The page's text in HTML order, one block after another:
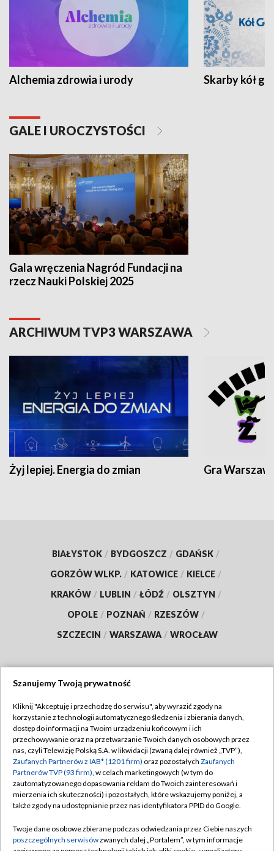
Alchemia zdrowia i urody Skarby kół
GALE I UROCZYSTOŚCI
Gala wręczenia Nagród Fundacji na
rzecz Nauki Polskiej 2025
ARCHIWUM TVP3 WARSZAWA
Żyj lepiej. Energia do zmian Gra
BIAŁYSTOK / BYDGOSZCZ / GDAŃSK /
GORZÓW WLKP. / KATOWICE / KIELCE /
KRAKÓW / LUBLIN / ŁÓDŹ / OLSZTYN /
OPOLE / POZNAŃ / RZESZÓW /
SZCZECIN / WARSZAWA / WROCŁAW
TVP
Abonament TVP
Emisja w TVP
Centrum informacji TVP
Naziemna Telewizja Cyfrowa
Rada Programowa
Regulamin TVP
Polityka prywatności
Moje zgody
Pomoc
Kontakt
Szanujemy Twoją prywatność
Kliknij "Akceptuję i przechodzę do serwisu", aby wyrazić zgody na
korzystanie z technologii automatycznego śledzenia i zbierania danych,
dostęp do informacji na Twoim urządzeniu końcowym i ich
przechowywanie oraz na przetwarzanie Twoich danych osobowych przez
nas, czyli Telewizję Polską S.A. w likwidacji (zwaną dalej również „TVP”),
Zaufanych Partnerów z IAB* (1201 firm) oraz pozostałych Zaufanych
Partnerów TVP (93 firm), w celach marketingowych (w tym do
zautomatyzowanego dopasowania reklam do Twoich zainteresowań i
mierzenia ich skuteczności) i pozostałych, które wskazujemy poniżej, a
także zgody na udostępnianie przez nas identyfikatora PPID do Google.
Twoje dane osobowe zbierane podczas odwiedzania przez Ciebie naszych
poszczególnych serwisówzwanych dalej „Portalem”, w tym informacje